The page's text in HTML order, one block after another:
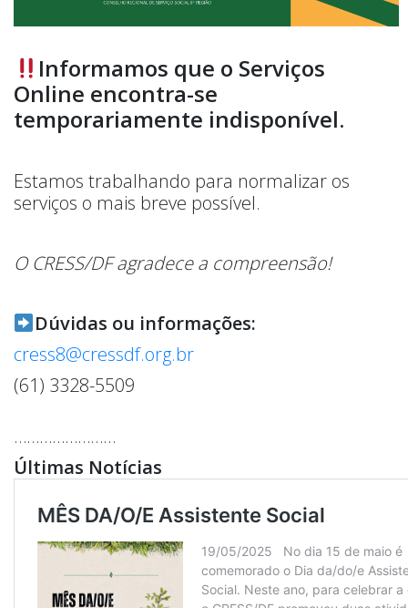
Informamos que o Serviços
Online encontra-se
temporariamente indisponível.
Estamos trabalhando para normalizar os
serviços o mais breve possível. ️
O CRESS/DF agradece a compreensão!
Dúvidas ou informações:
cress8@cressdf.org.br
(61) 3328-5509
……………………
Últimas Notícias